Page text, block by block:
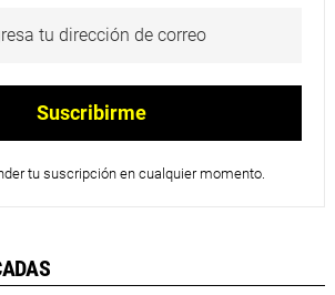
tu suscripción en cualquier momento.